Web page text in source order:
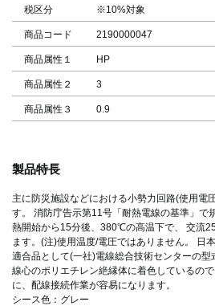
税区分 ※10%対象
商品コード 2190000047
商品属性１ HP
商品属性２ 3
商品属性３ 0.9
製品特長
主に防災施設などにおける小勢力回路(使用電
す。 消防庁告示第11号「耐熱電線の基準」で
熱開始から15分後、380℃の高温下で、 交流
ます。(注)使用温度/電圧ではありません。 日
適合品として(一社)電線総合技術センターの
線心のポリエチレン絶縁体に着色しているの
に、配線接続作業が容易になります。
シース色：グレー